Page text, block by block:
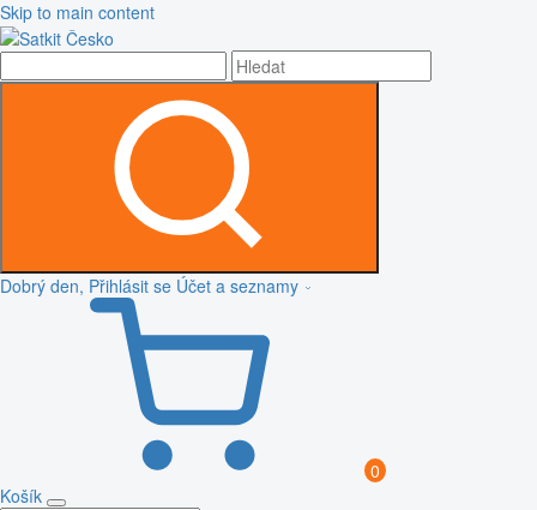
Skip to main content
Dobrý den, Přihlásit se Účet a seznamy
0
Košík